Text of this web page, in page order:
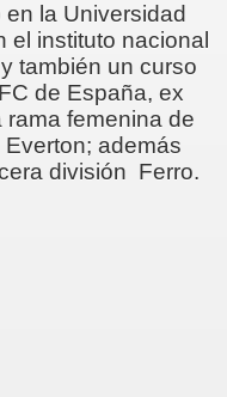
la Universidad
el instituto nacional
también un curso
de España, ex
femenina de
además
división Ferro.